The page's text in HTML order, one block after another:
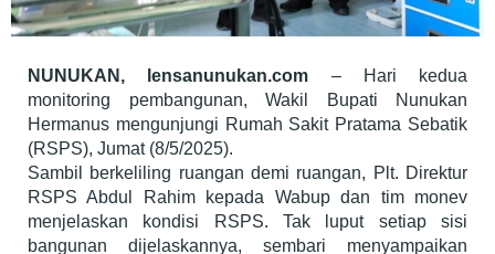
NUNUKAN, lensanunukan.com – Hari kedua
monitoring pembangunan, Wakil Bupati Nunukan
Hermanus mengunjungi Rumah Sakit Pratama Sebatik
(RSPS), Jumat (8/5/2025).
Sambil berkeliling ruangan demi ruangan, Plt. Direktur
RSPS Abdul Rahim kepada Wabup dan tim monev
menjelaskan kondisi RSPS. Tak luput setiap sisi
bangunan dijelaskannya, sembari menyampaikan